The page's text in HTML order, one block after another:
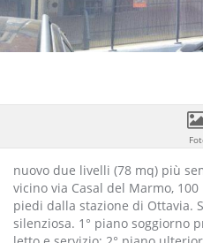
nuovo due livelli (78 mq) più
vicino via Casal del Marmo, 100
piedi dalla stazione di Ottavia.
silenziosa. 1° piano soggiorno